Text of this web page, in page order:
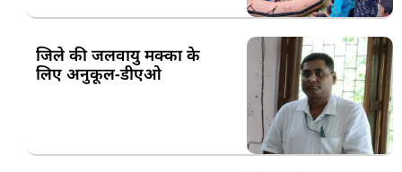
जिले की जलवायु मक्का के
लिए अनुकूल-डीएओ